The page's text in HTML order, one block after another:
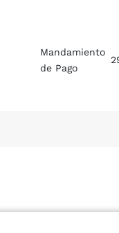
Mandamiento
de Pago